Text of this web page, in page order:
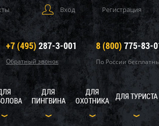
Вход Регистрация
+7 (495) 287-3-001
Обратный звонок
8 (800) 775-83-
По России
ДЛЯ
ПИНГВИНА
ДЛЯ
ОХОТНИКА
ДЛЯ ТУРИСТА